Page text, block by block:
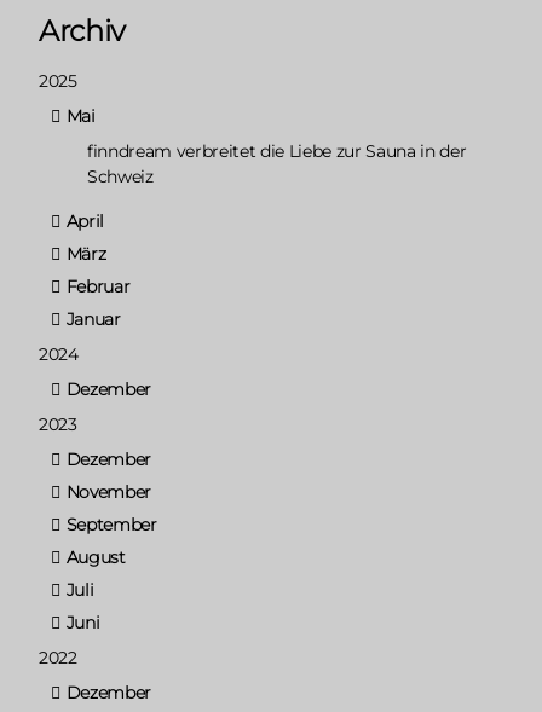
Archiv
2025
Mai
finndream verbreitet die Liebe zur Sauna in der
Schweiz
April
März
Februar
Januar
2024
Dezember
2023
Dezember
November
September
August
Juli
Juni
2022
Dezember